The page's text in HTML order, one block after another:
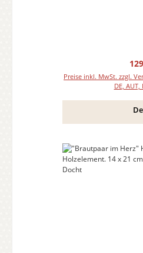
Preise inkl. MwSt. zzgl.
DE, AUT,